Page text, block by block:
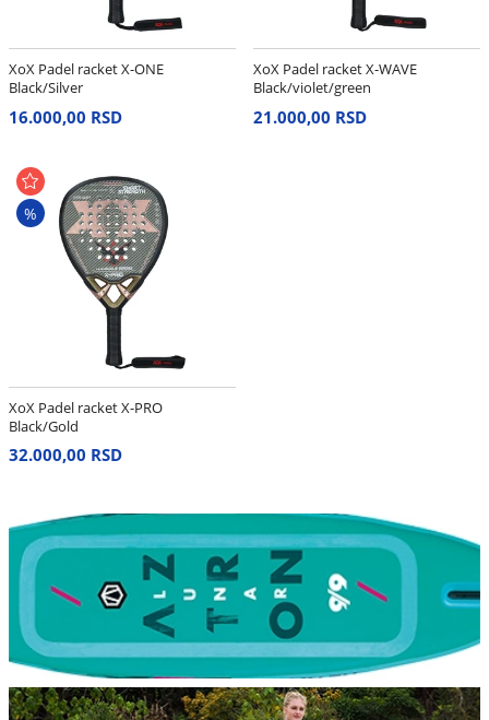
XoX Padel racket X-ONE
Black/Silver
16.000,00 RSD
XoX Padel racket X-WAVE
Black/violet/green
21.000,00 RSD
XoX Padel racket X-PRO
Black/Gold
32.000,00 RSD
%